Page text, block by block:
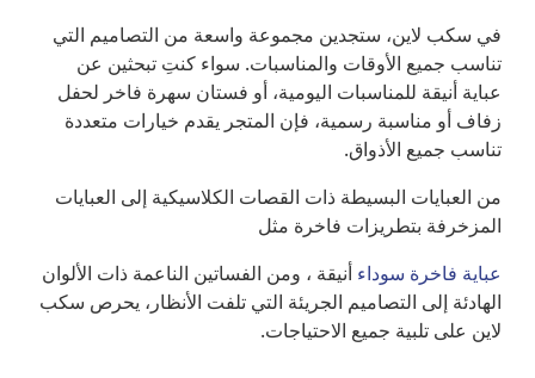
في سكب لاين، ستجدين مجموعة واسعة من التصاميم التي
تناسب جميع الأوقات والمناسبات. سواء كنتِ تبحثين عن
عباية أنيقة للمناسبات اليومية، أو فستان سهرة فاخر لحفل
زفاف أو مناسبة رسمية، فإن المتجر يقدم خيارات متعددة
تناسب جميع الأذواق.
من العبايات البسيطة ذات القصات الكلاسيكية إلى العبايات
المزخرفة بتطريزات فاخرة مثل
عباية فاخرة سوداء أنيقة ، ومن الفساتين الناعمة ذات الألوان
الهادئة إلى التصاميم الجريئة التي تلفت الأنظار، يحرص سكب
لاين على تلبية جميع الاحتياجات.